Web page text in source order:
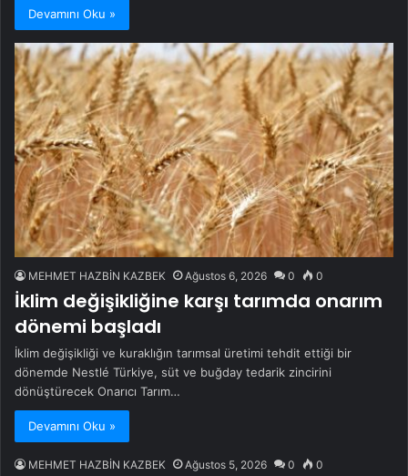
Devamını Oku »
MEHMET HAZBİN KAZBEK Ağustos 6, 2026 0 0
İklim değişikliğine karşı tarımda onarım
dönemi başladı
İklim değişikliği ve kuraklığın tarımsal üretimi tehdit ettiği bir
dönemde Nestlé Türkiye, süt ve buğday tedarik zincirini
dönüştürecek Onarıcı Tarım…
Devamını Oku »
MEHMET HAZBİN KAZBEK Ağustos 5, 2026 0 0